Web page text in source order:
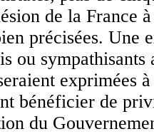
de la France
précisées. Une
ou
exprimées
bénéficier de
du